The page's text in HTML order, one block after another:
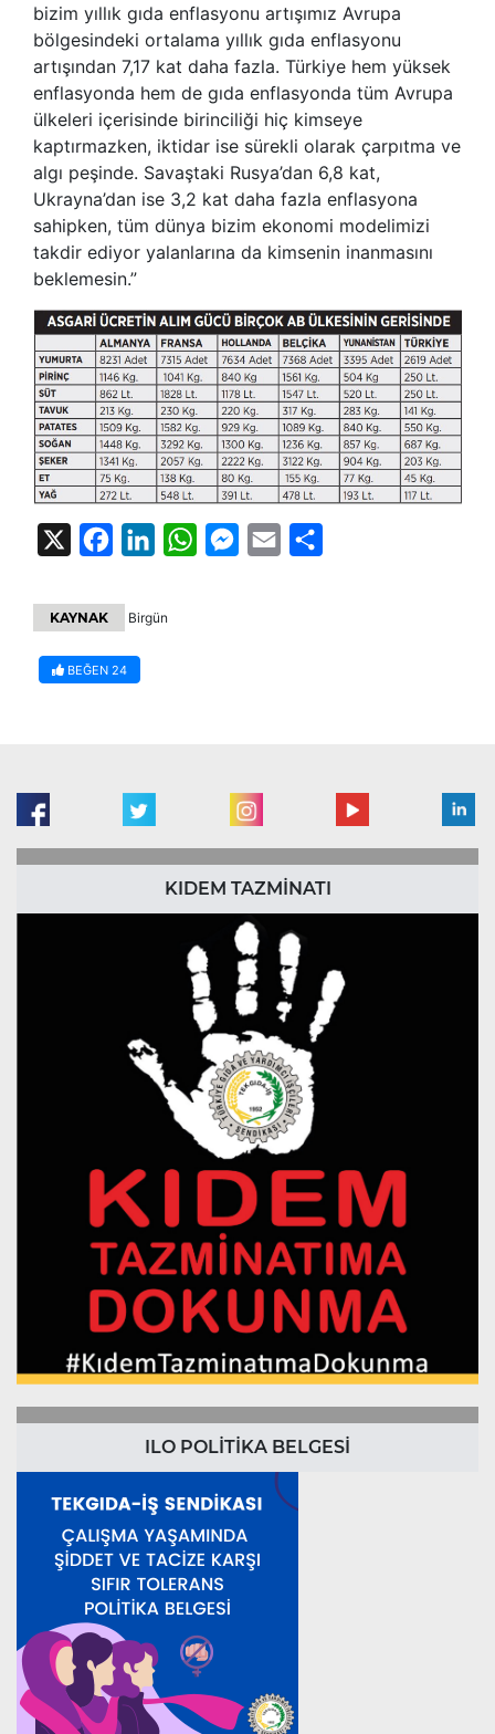
bizim yıllık gıda enflasyonu artışımız Avrupa
bölgesindeki ortalama yıllık gıda enflasyonu
artışından 7,17 kat daha fazla. Türkiye hem yüksek
enflasyonda hem de gıda enflasyonda tüm Avrupa
ülkeleri içerisinde birinciliği hiç kimseye
kaptırmazken, iktidar ise sürekli olarak çarpıtma ve
algı peşinde. Savaştaki Rusya’dan 6,8 kat,
Ukrayna’dan ise 3,2 kat daha fazla enflasyona
sahipken, tüm dünya bizim ekonomi modelimizi
takdir ediyor yalanlarına da kimsenin inanmasını
beklemesin.”
FacebookLinkedInWhatsAppMessenger
Email
KAYNAK Birgün
BEĞEN 24
KIDEM TAZMİNATI
ILO POLİTİKA BELGESİ